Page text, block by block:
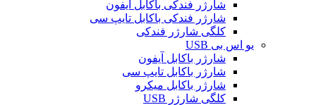
شارژر فندکی باکابل آیفون
شارژر فندکی باکابل تایپ سی
کلگی شارژر فندکی
یو اس بی USB
شارژر باکابل آیفون
شارژر باکابل تایپ سی
شارژر باکابل میکرو
کلگی شارژر USB